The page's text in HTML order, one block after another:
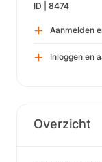
ID | 8474
Aanmelden
Inloggen en
Overzicht